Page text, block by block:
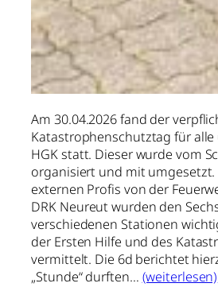
Am 30.04.2026 fand der
Katastrophenschutztag für alle
HGK statt. Dieser wurde vom
organisiert und mit
externen Profis von der
DRK Neureut wurden den
verschiedenen Stationen
der Ersten Hilfe und des
vermittelt. Die 6d berichtet
„Stunde“ durften… (weiterlesen)